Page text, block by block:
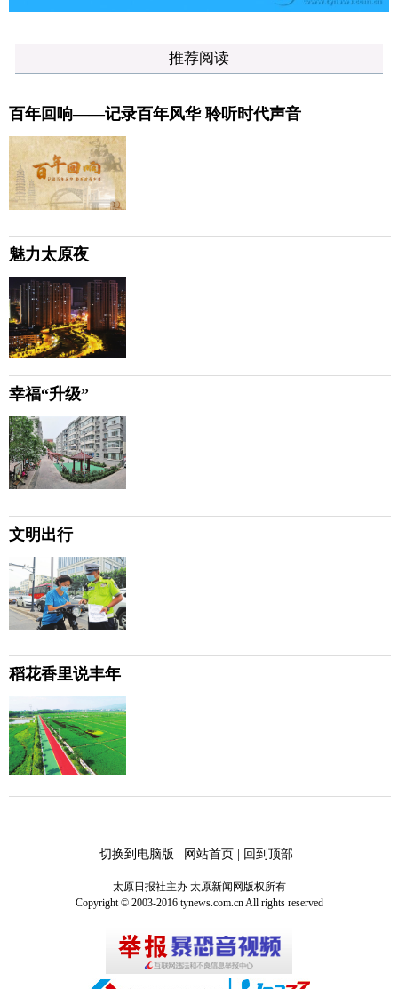
推荐阅读
百年回响——记录百年风华 聆听时代声音
魅力太原夜
幸福“升级”
文明出行
稻花香里说丰年
切换到电脑版 | 网站首页| 回到顶部|
太原日报社主办 太原新闻网版权所有
Copyright © 2003-2016 tynews.com.cn All rights reserved